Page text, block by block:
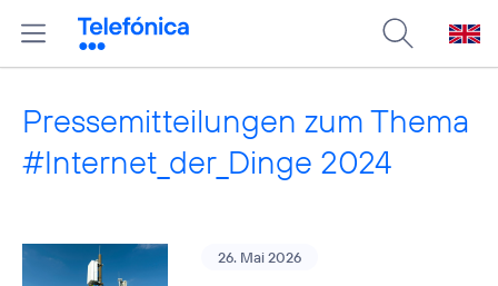
Pressemitteilungen zum Thema
#Internet_der_Dinge 2024
26. Mai 2026